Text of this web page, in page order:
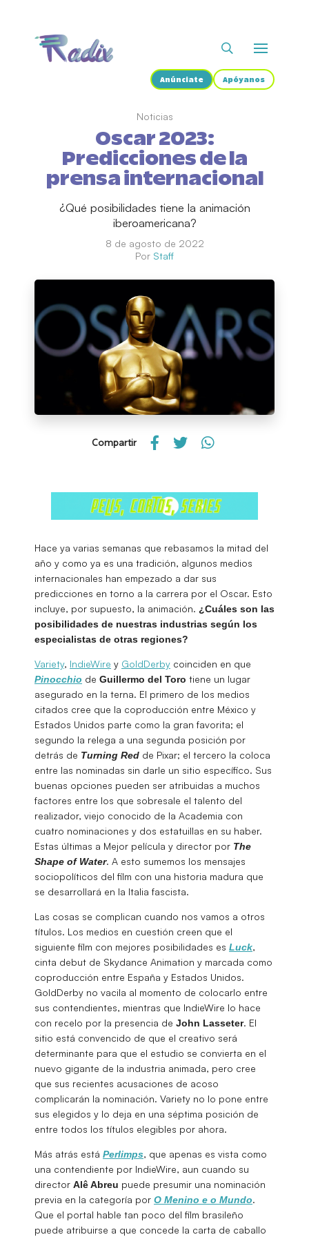
Anúnciate Apóyanos
Noticias
Oscar 2023:
Predicciones de la
prensa internacional
¿Qué posibilidades tiene la animación
iberoamericana?
8 de agosto de 2022
Por Staff
Compartir
Hace ya varias semanas que rebasamos la mitad del
año y como ya es una tradición, algunos medios
internacionales han empezado a dar sus
predicciones en torno a la carrera por el Oscar. Esto
incluye, por supuesto, la animación. ¿Cuáles son las
posibilidades de nuestras industrias según los
especialistas de otras regiones?
Variety, IndieWire y GoldDerby coinciden en que
Pinocchio de Guillermo del Toro tiene un lugar
asegurado en la terna. El primero de los medios
citados cree que la coproducción entre México y
Estados Unidos parte como la gran favorita; el
segundo la relega a una segunda posición por
detrás de Turning Red de Pixar; el tercero la coloca
entre las nominadas sin darle un sitio específico. Sus
buenas opciones pueden ser atribuidas a muchos
factores entre los que sobresale el talento del
realizador, viejo conocido de la Academia con
cuatro nominaciones y dos estatuillas en su haber.
Estas últimas a Mejor película y director por The
Shape of Water. A esto sumemos los mensajes
sociopolíticos del film con una historia madura que
se desarrollará en la Italia fascista.
Las cosas se complican cuando nos vamos a otros
títulos. Los medios en cuestión creen que el
siguiente film con mejores posibilidades es Luck,
cinta debut de Skydance Animation y marcada como
coproducción entre España y Estados Unidos.
GoldDerby no vacila al momento de colocarlo entre
sus contendientes, mientras que IndieWire lo hace
con recelo por la presencia de John Lasseter. El
sitio está convencido de que el creativo será
determinante para que el estudio se convierta en el
nuevo gigante de la industria animada, pero cree
que sus recientes acusaciones de acoso
complicarán la nominación. Variety no lo pone entre
sus elegidos y lo deja en una séptima posición de
entre todos los títulos elegibles por ahora.
Más atrás está Perlimps, que apenas es vista como
una contendiente por IndieWire, aun cuando su
director Alê Abreu puede presumir una nominación
previa en la categoría por O Menino e o Mundo.
Que el portal hable tan poco del film brasileño
puede atribuirse a que concede la carta de caballo